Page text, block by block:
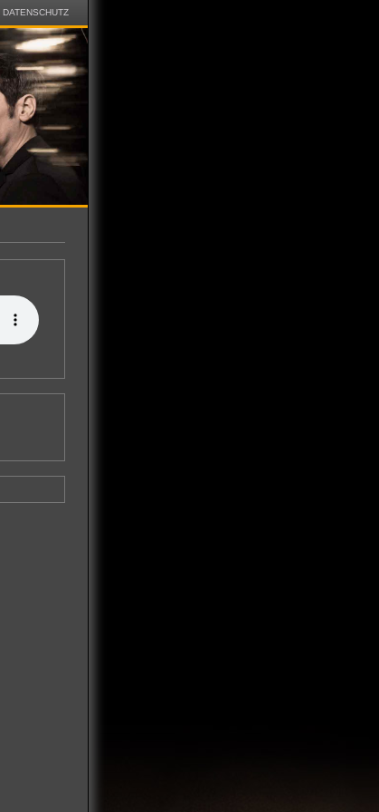
DATENSCHUTZ